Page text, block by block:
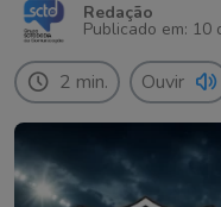
Redação
Publicado em: 10
2 min. Ouvir